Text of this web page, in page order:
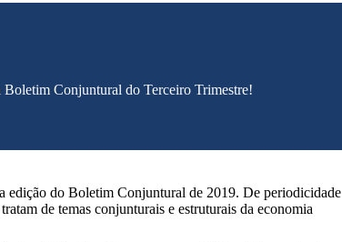
Conjuntural do Terceiro Trimestre!
edição do Boletim Conjuntural de 2019. De periodicidade
de temas conjunturais e estruturais da economia